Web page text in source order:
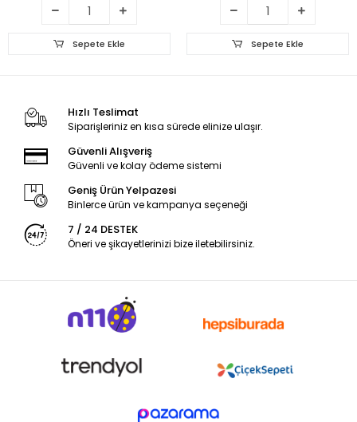
Sepete Ekle Sepete Ekle
Hızlı Teslimat
Siparişleriniz en kısa sürede elinize ulaşır.
Güvenli Alışveriş
Güvenli ve kolay ödeme sistemi
Geniş Ürün Yelpazesi
Binlerce ürün ve kampanya seçeneği
7 / 24 DESTEK
Öneri ve şikayetlerinizi bize iletebilirsiniz.